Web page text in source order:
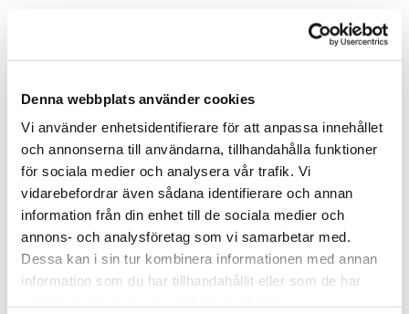
Denna webbplats använder cookies
Vi använder enhetsidentifierare för att anpassa innehållet
och annonserna till användarna, tillhandahålla funktioner
för sociala medier och analysera vår trafik. Vi
vidarebefordrar även sådana identifierare och annan
information från din enhet till de sociala medier och
annons- och analysföretag som vi samarbetar med.
Dessa kan i sin tur kombinera informationen med annan
information som du har tillhandahållit eller som de har